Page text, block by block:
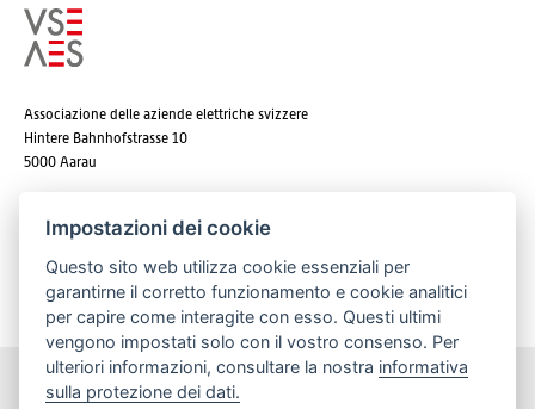
Associazione delle aziende elettriche svizzere
Hintere Bahnhofstrasse 10
5000 Aarau
E-mail: info@strom.ch
Rimanere informato
Impostazioni dei cookie
Questo sito web utilizza cookie essenziali per
garantirne il corretto funzionamento e cookie analitici
per capire come interagite con esso. Questi ultimi
vengono impostati solo con il vostro consenso. Per
ulteriori informazioni, consultare la nostra informativa
sulla protezione dei dati.